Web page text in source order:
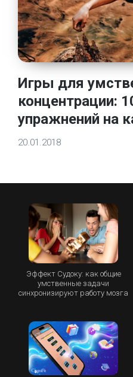
Игры для
концентрации:
упражнений на
20.01.2018
Эффект Судоку: как общие
умственные задачи
синхронизируют работу мозга